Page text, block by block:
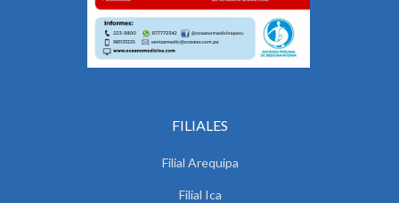
FILIALES
Filial Arequipa
Filial Ica